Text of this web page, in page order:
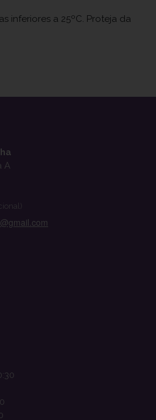
inferiores a 25ºC. Proteja da
A